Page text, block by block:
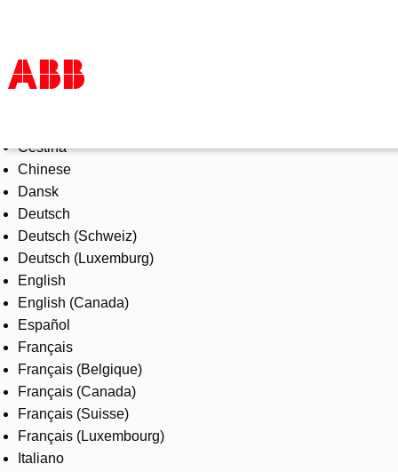
Products & Solutions
Industries
Services
About us
Where to buy
Contact us
Careers
Čeština
Chinese
Dansk
Deutsch
Deutsch (Schweiz)
Deutsch (Luxemburg)
English
English (Canada)
Español
Français
Français (Belgique)
Français (Canada)
Français (Suisse)
Français (Luxembourg)
Italiano